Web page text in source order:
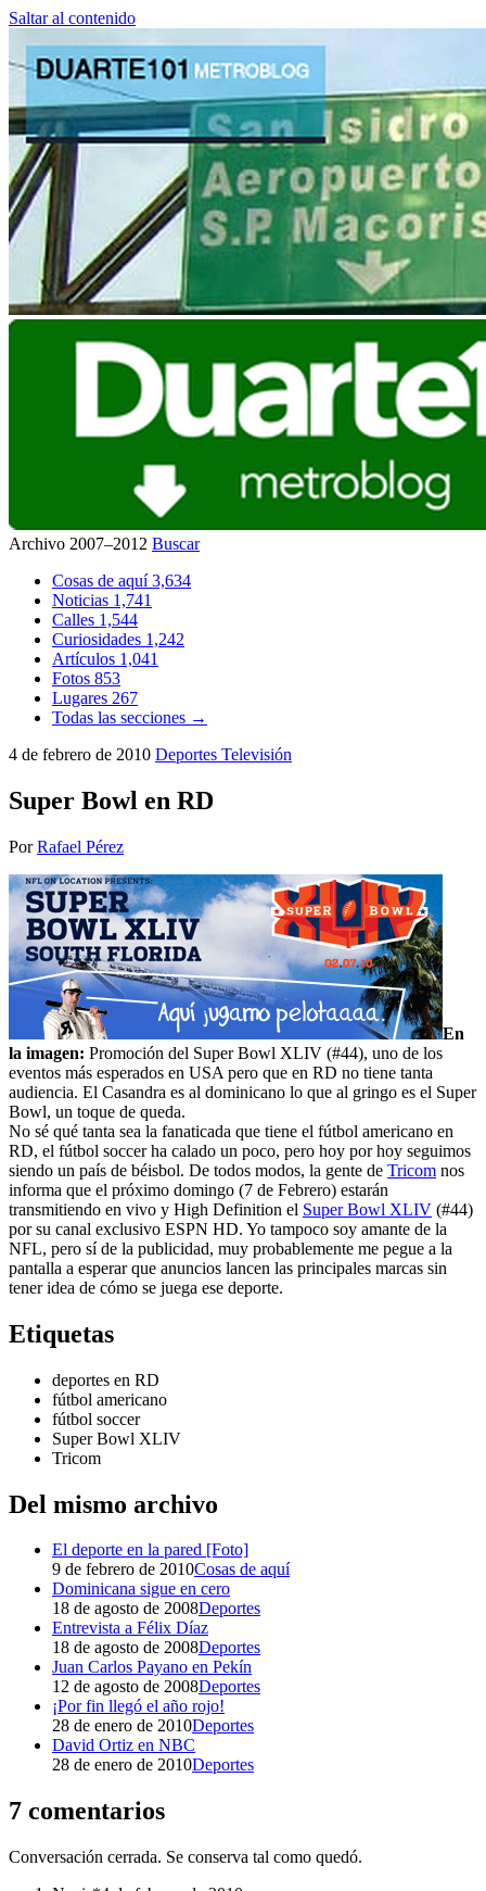
Saltar al contenido
Archivo 2007–2012 Buscar
Cosas de aquí3,634
Noticias 1,741
Calles 1,544
Curiosidades 1,242
Artículos 1,041
Fotos 853
Lugares 267
Todas las secciones →
4 de febrero de 2010 Deportes Televisión
Super Bowl en RD
PorRafael Pérez
En
la imagen: Promoción del Super Bowl XLIV (#44), uno de los
eventos más esperados en USA pero que en RD no tiene tanta
audiencia. El Casandra es al dominicano lo que al gringo es el Super
Bowl, un toque de queda.
No sé qué tanta sea la fanaticada que tiene el fútbol americano en
RD, el fútbol soccer ha calado un poco, pero hoy por hoy seguimos
siendo un país de béisbol. De todos modos, la gente de Tricom nos
informa que el próximo domingo (7 de Febrero) estarán
transmitiendo en vivo y High Definition el Super Bowl XLIV (#44)
por su canal exclusivo ESPN HD. Yo tampoco soy amante de la
NFL, pero sí de la publicidad, muy probablemente me pegue a la
pantalla a esperar que anuncios lancen las principales marcas sin
tener idea de cómo se juega ese deporte.
Etiquetas
deportes en RD
fútbol americano
fútbol soccer
Super Bowl XLIV
Tricom
Del mismo archivo
El deporte en la pared [Foto]
9 de febrero de 2010Cosas de aquí
Dominicana sigue en cero
18 de agosto de 2008Deportes
Entrevista a Félix Díaz
18 de agosto de 2008Deportes
Juan Carlos Payano en Pekín
12 de agosto de 2008Deportes
¡Por fin llegó el año rojo!
28 de enero de 2010Deportes
David Ortiz en NBC
28 de enero de 2010Deportes
7 comentarios
Conversación cerrada. Se conserva tal como quedó.